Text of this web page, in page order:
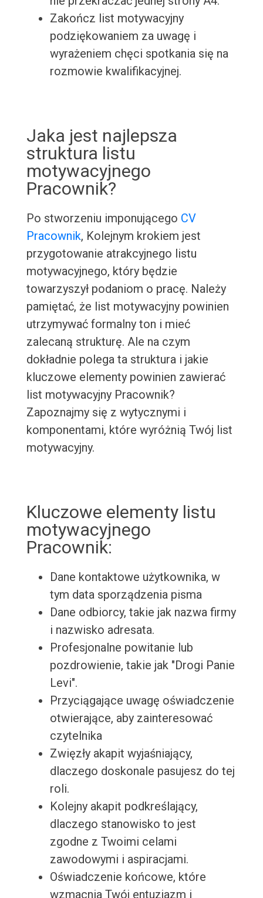
Zakończ list motywacyjny
podziękowaniem za uwagę i
wyrażeniem chęci spotkania się na
rozmowie kwalifikacyjnej.
Jaka jest najlepsza
struktura listu
motywacyjnego
Pracownik?
Po stworzeniu imponującego CV
Pracownik, Kolejnym krokiem jest
przygotowanie atrakcyjnego listu
motywacyjnego, który będzie
towarzyszył podaniom o pracę. Należy
pamiętać, że list motywacyjny powinien
utrzymywać formalny ton i mieć
zalecaną strukturę. Ale na czym
dokładnie polega ta struktura i jakie
kluczowe elementy powinien zawierać
list motywacyjny Pracownik?
Zapoznajmy się z wytycznymi i
komponentami, które wyróżnią Twój list
motywacyjny.
Kluczowe elementy listu
motywacyjnego
Pracownik:
Dane kontaktowe użytkownika, w
tym data sporządzenia pisma
Dane odbiorcy, takie jak nazwa firmy
i nazwisko adresata.
Profesjonalne powitanie lub
pozdrowienie, takie jak "Drogi Panie
Levi".
Przyciągające uwagę oświadczenie
otwierające, aby zainteresować
czytelnika
Zwięzły akapit wyjaśniający,
dlaczego doskonale pasujesz do tej
roli.
Kolejny akapit podkreślający,
dlaczego stanowisko to jest
zgodne z Twoimi celami
zawodowymi i aspiracjami.
Oświadczenie końcowe, które
wzmacnia Twój entuzjazm i